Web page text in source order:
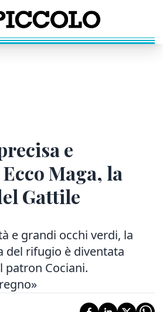
e
Maga, la
Gattile
e grandi occhi verdi, la
del rifugio è diventata
patron Cociani.